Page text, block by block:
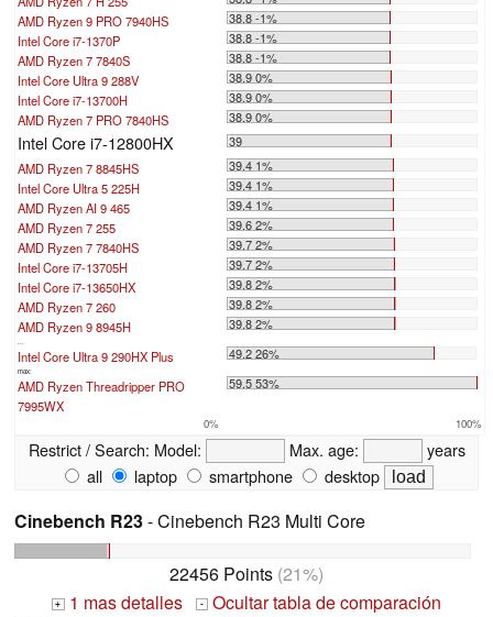
AMD Ryzen 9 PRO 7940HS
38.8 -1%
Intel Core i7-1370P
38.8 -1%
AMD Ryzen 7 7840S
38.8 -1%
Intel Core Ultra 9 288V
38.9 0%
Intel Core i7-13700H
38.9 0%
AMD Ryzen 7 PRO 7840HS
38.9 0%
Intel Core i7-12800HX
39
AMD Ryzen 7 8845HS
39.4 1%
Intel Core Ultra 5 225H
39.4 1%
AMD Ryzen AI 9 465
39.4 1%
AMD Ryzen 7 255
39.6 2%
AMD Ryzen 7 7840HS
39.7 2%
Intel Core i7-13705H
39.7 2%
Intel Core i7-13650HX
39.8 2%
AMD Ryzen 7 260
39.8 2%
AMD Ryzen 9 8945H
39.8 2%
Intel Core Ultra 9 290HX Plus 49.2 26%
max:
AMD Ryzen Threadripper PRO
7995WX
59.5 53%
0% 100%
Restrict / Search: Model: Max. age:
years
all
laptop smartphone desktop
Cinebench R23- Cinebench R23 Multi Core
22456 Points (21%)
+ 1 mas detalles - Ocultar tabla de comparación